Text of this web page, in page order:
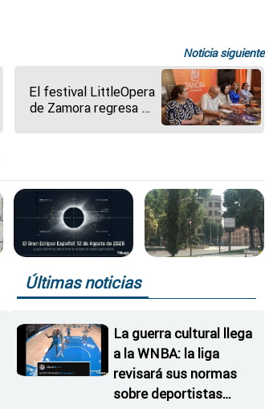
Noticia siguiente
El festival LittleOpera
de Zamora regresa en
Últimas noticias
La guerra cultural llega
a la WNBA: la liga
revisará sus normas
sobre deportistas